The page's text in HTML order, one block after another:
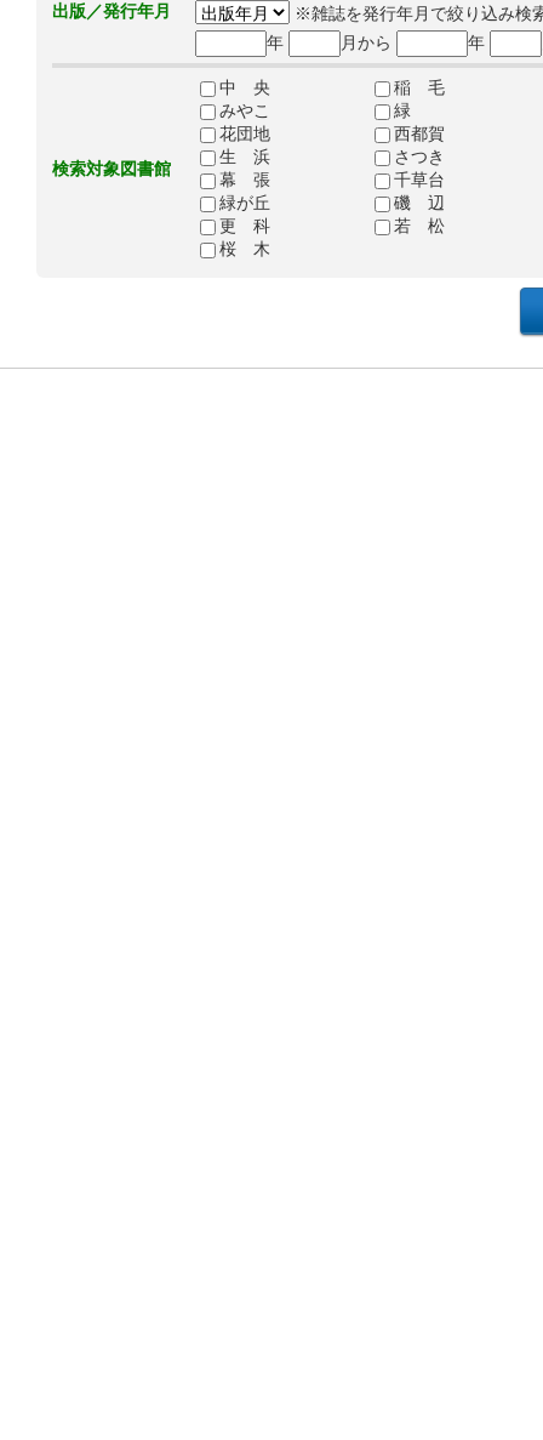
出版／発行年月
※雑誌を発行年月で絞り込み検
年
月から 年
検索対象図書館
中 央
稲 毛
みやこ
緑
花団地
西都賀
生 浜
さつき
幕 張
千草台
緑が丘
磯 辺
更 科
若 松
桜 木